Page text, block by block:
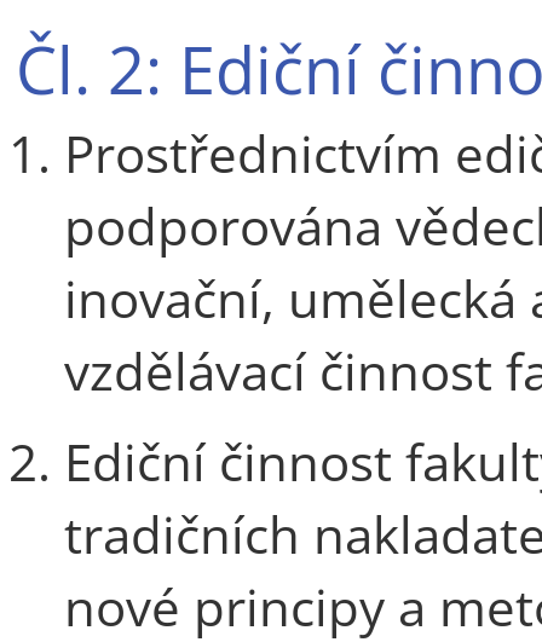
Čl. 2: Ediční
Prostřednictvím
podporována
inovační,
vzdělávací činnost
Ediční činnost
tradičních
nové principy a